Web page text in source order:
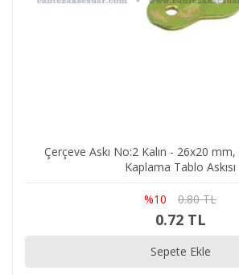
Çerçeve Askı No:2 Kalın - 26x20
Kaplama Tablo Askısı
%10 0.80 TL
0.72 TL
Sepete Ekle